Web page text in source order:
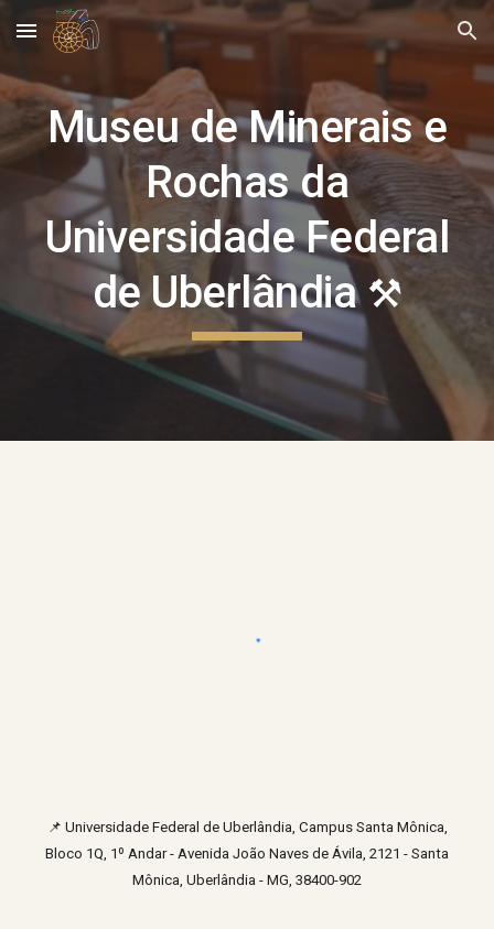
Skip to main content Skip to navigation
Museu de Minerais e
Rochas da
Universidade Federal
de Uberlândia ⚒️
📌 Universidade Federal de Uberlândia, Campus Santa Mônica,
Bloco 1Q, 1º Andar - Avenida João Naves de Ávila, 2121 - Santa
Mônica, Uberlândia - MG, 38400-902